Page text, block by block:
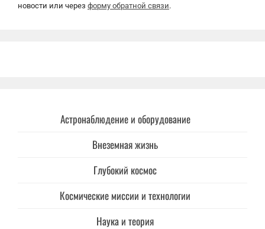
новости или через форму обратной связи.
Астронаблюдение и оборудование
Внеземная жизнь
Глубокий космос
Космические миссии и технологии
Наука и теория